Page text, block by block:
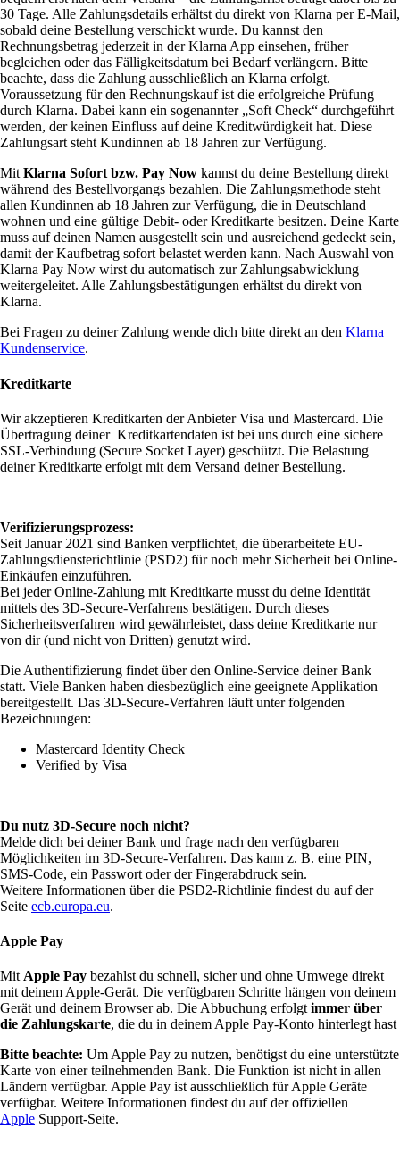
30 Tage. Alle Zahlungsdetails erhältst du direkt von Klarna per E-Mail,
sobald deine Bestellung verschickt wurde. Du kannst den
Rechnungsbetrag jederzeit in der Klarna App einsehen, früher
begleichen oder das Fälligkeitsdatum bei Bedarf verlängern. Bitte
beachte, dass die Zahlung ausschließlich an Klarna erfolgt.
Voraussetzung für den Rechnungskauf ist die erfolgreiche Prüfung
durch Klarna. Dabei kann ein sogenannter „Soft Check“ durchgeführt
werden, der keinen Einfluss auf deine Kreditwürdigkeit hat. Diese
Zahlungsart steht Kundinnen ab 18 Jahren zur Verfügung.
Mit Klarna Sofort bzw. Pay Now kannst du deine Bestellung direkt
während des Bestellvorgangs bezahlen. Die Zahlungsmethode steht
allen Kundinnen ab 18 Jahren zur Verfügung, die in Deutschland
wohnen und eine gültige Debit- oder Kreditkarte besitzen. Deine Karte
muss auf deinen Namen ausgestellt sein und ausreichend gedeckt sein,
damit der Kaufbetrag sofort belastet werden kann. Nach Auswahl von
Klarna Pay Now wirst du automatisch zur Zahlungsabwicklung
weitergeleitet. Alle Zahlungsbestätigungen erhältst du direkt von
Klarna.
Bei Fragen zu deiner Zahlung wende dich bitte direkt an den Klarna
Kundenservice.
Kreditkarte
Wir akzeptieren Kreditkarten der Anbieter Visa und Mastercard. Die
Übertragung deiner Kreditkartendaten ist bei uns durch eine sichere
SSL-Verbindung (Secure Socket Layer) geschützt. Die Belastung
deiner Kreditkarte erfolgt mit dem Versand deiner Bestellung.
Verifizierungsprozess:
Seit Januar 2021 sind Banken verpflichtet, die überarbeitete EU-
Zahlungsdiensterichtlinie (PSD2) für noch mehr Sicherheit bei Online-
Einkäufen einzuführen.
Bei jeder Online-Zahlung mit Kreditkarte musst du deine Identität
mittels des 3D-Secure-Verfahrens bestätigen. Durch dieses
Sicherheitsverfahren wird gewährleistet, dass deine Kreditkarte nur
von dir (und nicht von Dritten) genutzt wird.
Die Authentifizierung findet über den Online-Service deiner Bank
statt. Viele Banken haben diesbezüglich eine geeignete Applikation
bereitgestellt. Das 3D-Secure-Verfahren läuft unter folgenden
Bezeichnungen:
Mastercard Identity Check
Verified by Visa
Du nutz 3D-Secure noch nicht?
Melde dich bei deiner Bank und frage nach den verfügbaren
Möglichkeiten im 3D-Secure-Verfahren. Das kann z. B. eine PIN,
SMS-Code, ein Passwort oder der Fingerabdruck sein.
Weitere Informationen über die PSD2-Richtlinie findest du auf der
Seite ecb.europa.eu.
Apple Pay
MitApple Pay bezahlst du schnell, sicher und ohne Umwege direkt
mit deinem Apple-Gerät. Die verfügbaren Schritte hängen von deinem
Gerät und deinem Browser ab. Die Abbuchung erfolgtimmer über
die Zahlungskarte, die du in deinem Apple Pay-Konto hinterlegt hast
Bitte beachte: Um Apple Pay zu nutzen, benötigst du eine unterstützte
Karte von einer teilnehmenden Bank. Die Funktion ist nicht in allen
Ländern verfügbar. Apple Pay ist ausschließlich für Apple Geräte
verfügbar. Weitere Informationen findest du auf der offiziellen
Apple Support-Seite.